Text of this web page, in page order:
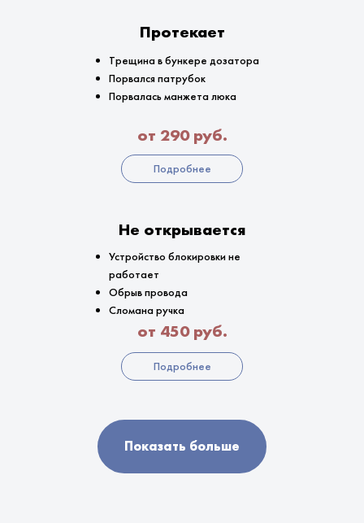
Протекает
Трещина в бункере дозатора
Порвался патрубок
Порвалась манжета люка
от 290 руб.
Подробнее
Не открывается
Устройство блокировки не
работает
Обрыв провода
Сломана ручка
от 450 руб.
Подробнее
Показать больше